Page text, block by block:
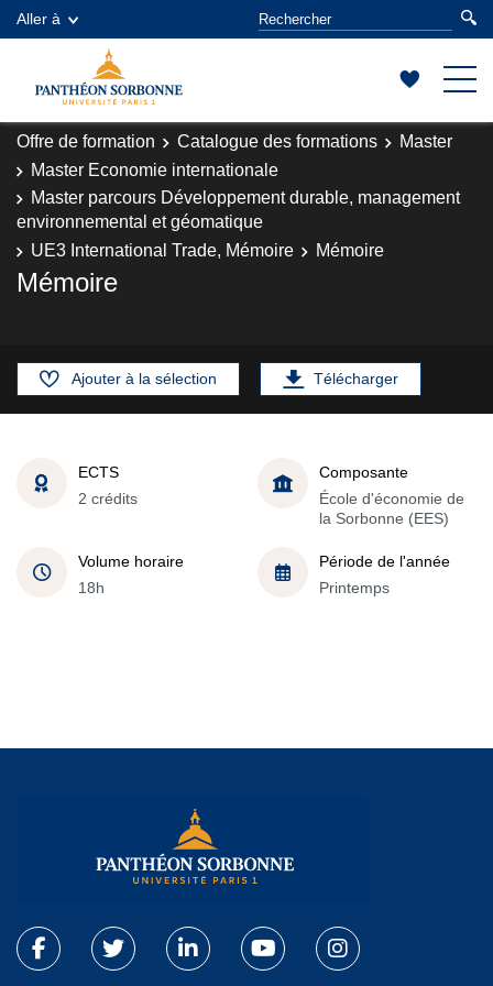
Aller à
Offre de formation Catalogue des formations
Master
Master Economie internationale
Master parcours Développement durable, management
environnemental et géomatique
UE3 International Trade, Mémoire
Mémoire
Mémoire
Ajouter à la sélection Télécharger
ECTS
2 crédits
Composante
École d'économie de
la Sorbonne (EES)
Volume horaire
18h
Période de l'année
Printemps